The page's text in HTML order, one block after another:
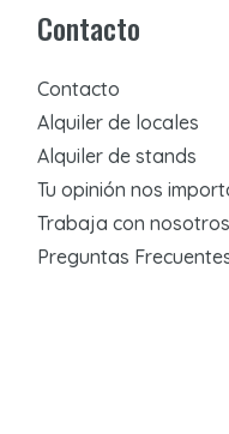
Contacto
Contacto
Alquiler de locales
Alquiler de stands
Tu opinión nos
Trabaja con nosotros
Preguntas